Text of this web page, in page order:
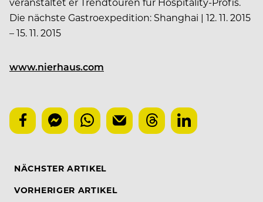
Die nächste Gastroexpedition: Shanghai | 12. 11. 2015
– 15. 11. 2015
www.nierhaus.com
NÄCHSTER ARTIKEL
VORHERIGER ARTIKEL